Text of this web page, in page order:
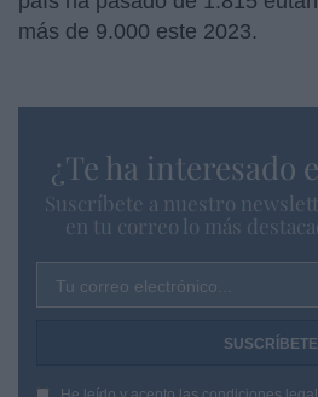
más de 9.000 este 2023.
¿Te ha interesado
Suscríbete a nuestro
en tu correo lo más
Tu correo electrónico...